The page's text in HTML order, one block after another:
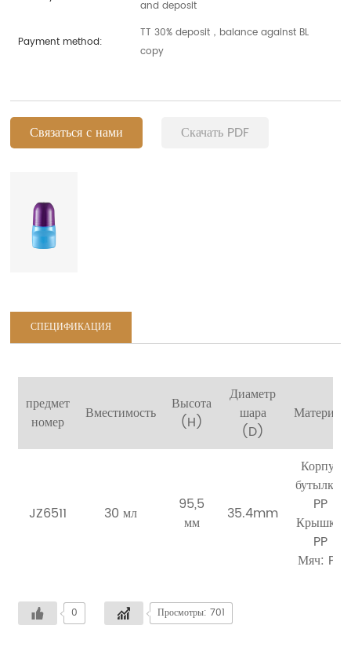
and deposit
Payment method:
TT 30% deposit，balance against BL
copy
Связаться с нами Скачать PDF
СПЕЦИФИКАЦИЯ
предмет
номер
Вместимость
Высота
(H)
Диаметр
шара
(D)
Материал
JZ6511 30 мл
95,5
мм
35.4mm
Корпус
бутылки:
PP
Крышка:
PP
Мяч: PP
0 Просмотры: 701